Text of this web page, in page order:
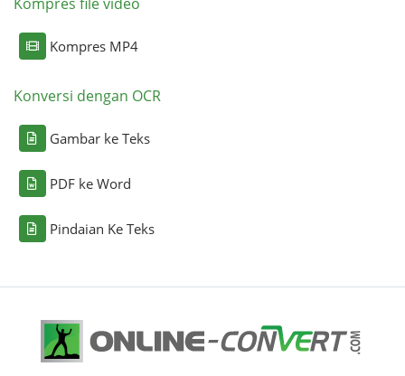
Kompres MP4
Konversi dengan OCR
Gambar ke Teks
PDF ke Word
Pindaian Ke Teks